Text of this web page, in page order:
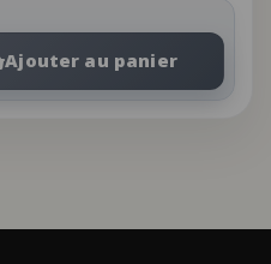
Ajouter au panier